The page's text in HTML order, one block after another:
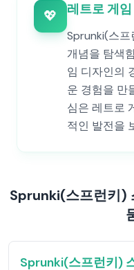
💖 레트로 게
Sprunki(스프
개념을 탐색
임 디자인의
운 경험을 만
심은 레트로
적인 발전을
Sprunki(스프런키)
Sprunki(스프런키)